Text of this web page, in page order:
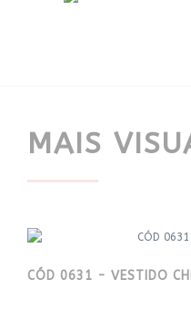
MAIS
CÓD 0631 - VESTIDO